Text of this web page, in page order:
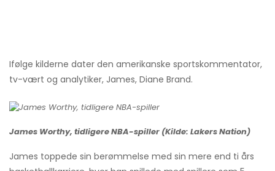
Ifølge kilderne dater den amerikanske sportskommentator,
tv-vært og analytiker, James, Diane Brand.
James Worthy, tidligere NBA-spiller (Kilde: Lakers Nation)
James toppede sin berømmelse med sin mere end ti års